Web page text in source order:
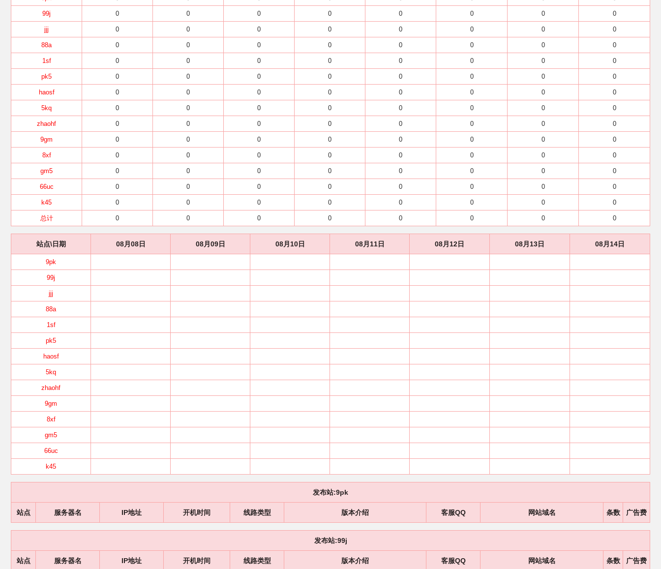
99j 0 0 0 0 0 0 0 0
jjj 0 0 0 0 0 0 0 0
88a 0 0 0 0 0 0 0 0
1sf 0 0 0 0 0 0 0 0
pk5 0 0 0 0 0 0 0 0
haosf 0 0 0 0 0 0 0 0
5kq 0 0 0 0 0 0 0 0
zhaohf 0 0 0 0 0 0 0 0
9gm 0 0 0 0 0 0 0 0
8xf 0 0 0 0 0 0 0 0
gm5 0 0 0 0 0 0 0 0
66uc 0 0 0 0 0 0 0 0
k45 0 0 0 0 0 0 0 0
总计 0 0 0 0 0 0 0 0
站点\日期 08月08日 08月09日 08月10日 08月11日 08月12日 08月13日 08月14日
9pk
99j
jjj
88a
1sf
pk5
haosf
5kq
zhaohf
9gm
8xf
gm5
66uc
k45
发布站:9pk
站点 服务器名 IP地址 开机时间 线路类型 版本介绍 客服QQ 网站域名 条数 广告费
发布站:99j
站点 服务器名 IP地址 开机时间 线路类型 版本介绍 客服QQ 网站域名 条数 广告费